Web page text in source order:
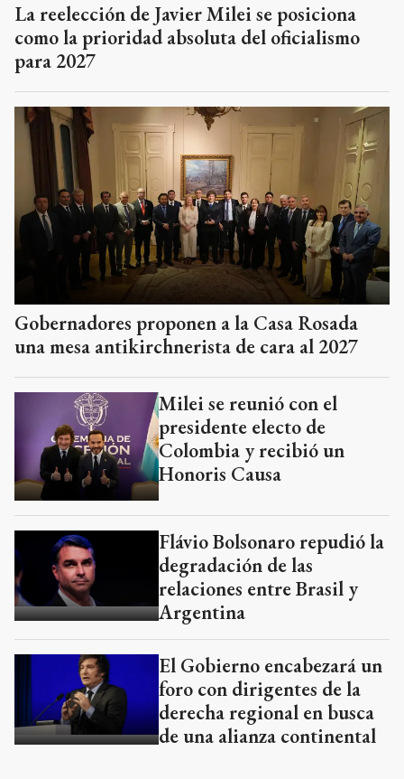
La reelección de Javier Milei se posiciona
como la prioridad absoluta del oficialismo
para 2027
Gobernadores proponen a la Casa Rosada
una mesa antikirchnerista de cara al 2027
Milei se reunió con el
presidente electo de
Colombia y recibió un
Honoris Causa
Flávio Bolsonaro repudió la
degradación de las
relaciones entre Brasil y
Argentina
El Gobierno encabezará un
foro con dirigentes de la
derecha regional en busca
de una alianza continental